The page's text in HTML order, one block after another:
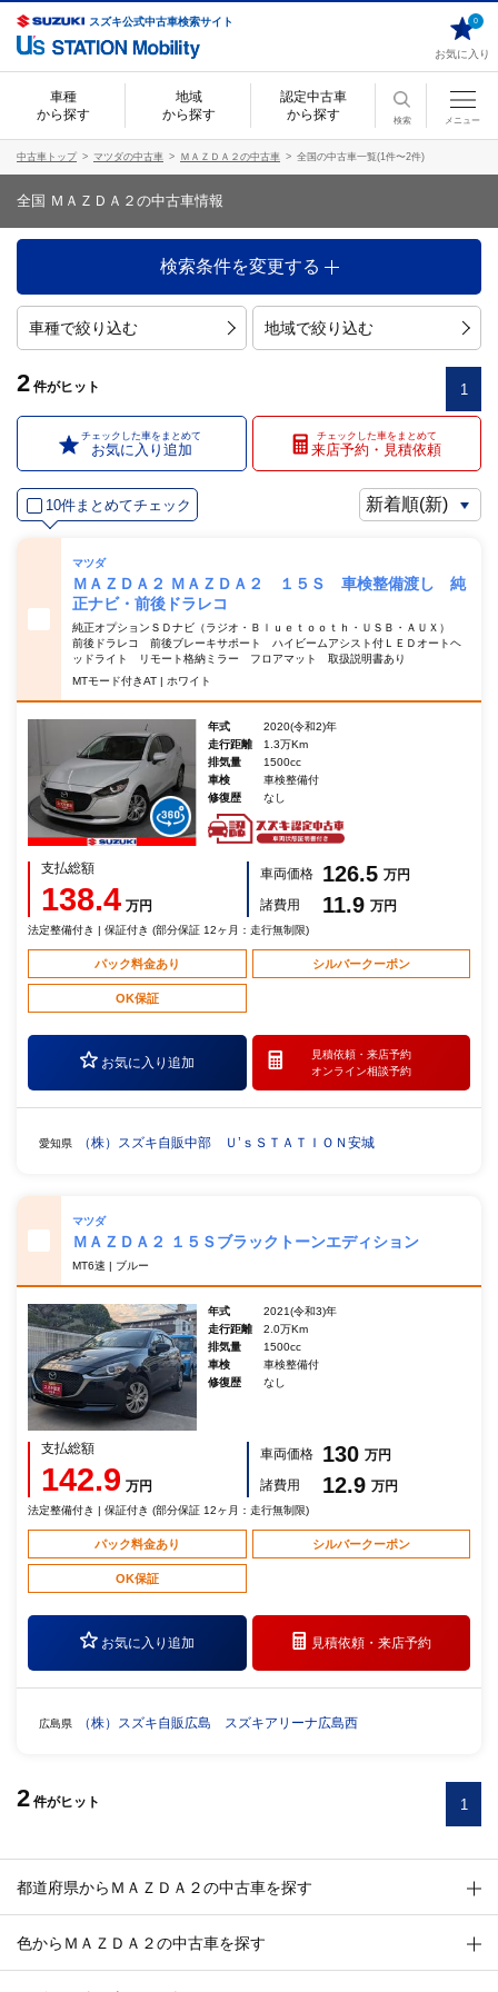
スズキ公式中古車検索サイト
お気に入り
0
車種
から探す
地域
から探す
認定中古車
から探す
検索 メニュー
中古車トップ マツダの中古車 ＭＡＺＤＡ２の中古車 全国の中古車一覧(1件〜2件)
全国 ＭＡＺＤＡ２の中古車情報
検索条件を変更する
車種で絞り込む 地域で絞り込む
2 件がヒット 1
チェックした車をまとめて
お気に入り追加
チェックした車をまとめて
来店予約・見積依頼
10件まとめてチェック
マツダ
ＭＡＺＤＡ２ ＭＡＺＤＡ２ １５Ｓ 車検整備渡し 純
正ナビ・前後ドラレコ
純正オプションＳＤナビ（ラジオ・Ｂｌｕｅｔｏｏｔｈ・ＵＳＢ・ＡＵＸ）
前後ドラレコ 前後ブレーキサポート ハイビームアシスト付ＬＥＤオートヘ
ッドライト リモート格納ミラー フロアマット 取扱説明書あり
MTモード付きAT | ホワイト
年式
2020(令和2)年
走行距離
1.3万Km
排気量
1500cc
車検
車検整備付
修復歴
なし
支払総額
138.4 万円
車両価格 126.5 万円
諸費用
11.9 万円
法定整備付き | 保証付き (部分保証 12ヶ月：走行無制限)
パック料金あり シルバークーポン
OK保証
お気に入り追加
見積依頼・ 来店予約
オンライン相談予約
愛知県 （株）スズキ自販中部 Ｕ’ｓＳＴＡＴＩＯＮ安城
マツダ
ＭＡＺＤＡ２ １５Ｓブラックトーンエディション
MT6速 | ブルー
年式
2021(令和3)年
走行距離
2.0万Km
排気量
1500cc
車検
車検整備付
修復歴
なし
支払総額
142.9 万円
車両価格 130 万円
諸費用
12.9 万円
法定整備付き | 保証付き (部分保証 12ヶ月：走行無制限)
パック料金あり シルバークーポン
OK保証
お気に入り追加 見積依頼・来店予約
広島県 （株）スズキ自販広島 スズキアリーナ広島西
2 件がヒット 1
都道府県からＭＡＺＤＡ２の中古車を探す
色からＭＡＺＤＡ２の中古車を探す